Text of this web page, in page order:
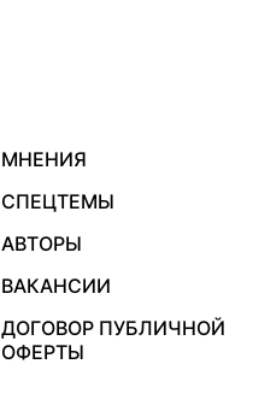
МНЕНИЯ
СПЕЦТЕМЫ
АВТОРЫ
ВАКАНСИИ
ДОГОВОР ПУБЛИЧНОЙ
ОФЕРТЫ